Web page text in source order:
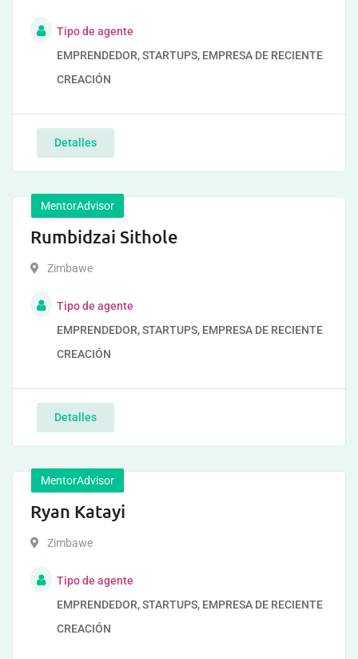
Tipo de agente
EMPRENDEDOR, STARTUPS, EMPRESA DE RECIENTE
CREACIÓN
Detalles
MentorAdvisor
Rumbidzai Sithole
Zimbawe
Tipo de agente
EMPRENDEDOR, STARTUPS, EMPRESA DE RECIENTE
CREACIÓN
Detalles
MentorAdvisor
Ryan Katayi
Zimbawe
Tipo de agente
EMPRENDEDOR, STARTUPS, EMPRESA DE RECIENTE
CREACIÓN